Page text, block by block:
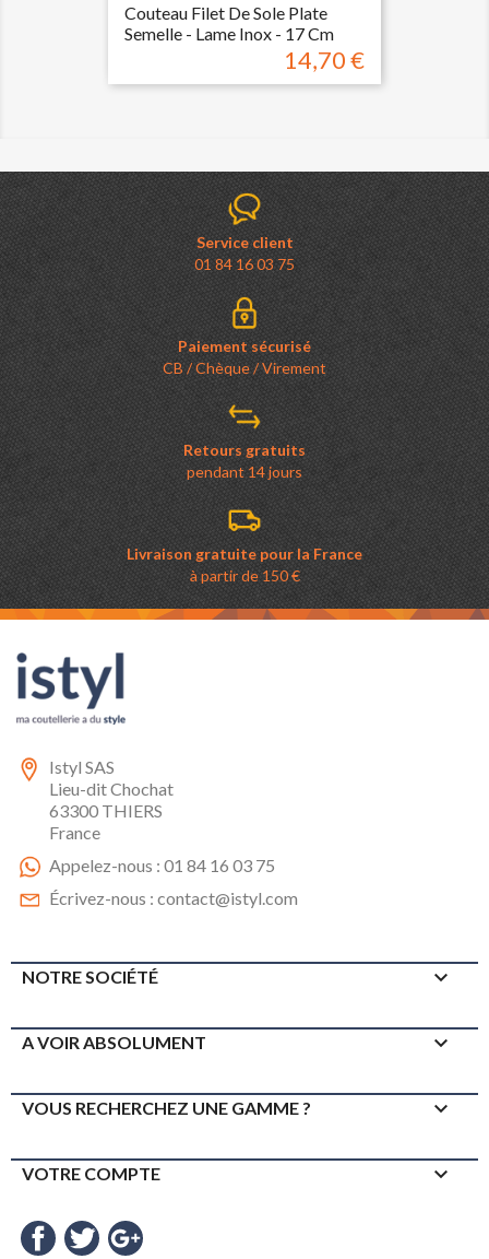
Couteau Filet De Sole Plate
Semelle - Lame Inox - 17 Cm
Prix
14,70 €
Service client
01 84 16 03 75
Paiement sécurisé
CB / Chèque / Virement
Retours gratuits
pendant 14 jours
Livraison gratuite pour la France
à partir de 150 €
Istyl SAS
Lieu-dit Chochat
63300 THIERS
France
Appelez-nous : 01 84 16 03 75
Écrivez-nous : contact@istyl.com
NOTRE SOCIÉTÉ 
A VOIR ABSOLUMENT 
VOUS RECHERCHEZ UNE GAMME ? 
VOTRE COMPTE 
FacebookTwitter